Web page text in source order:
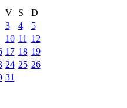
V S
D
3 4
5
10 11
12
17 18 19
24 25 26
31